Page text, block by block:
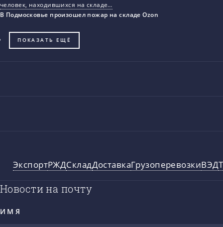
человек, находившихся на складе…
В Подмосковье произошел пожар на складе Ozon
ПОКАЗАТЬ ЕЩЁ
ЭкспортРЖДСкладДоставкаГрузоперевозкиВЭД
Новости на почту
ИМЯ